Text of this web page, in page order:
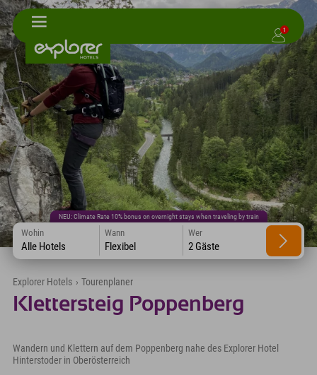
1
NEU: Climate Rate 10% bonus on overnight stays when traveling by train
Wohin
Alle Hotels
Wann
Flexibel
Wer
2 Gäste
Explorer Hotels › Tourenplaner
Klettersteig Poppenberg
Wandern und Klettern auf dem Poppenberg nahe des Explorer Hotel
Hinterstoder in Oberösterreich